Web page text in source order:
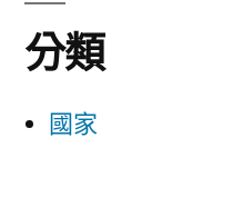
分類
國家